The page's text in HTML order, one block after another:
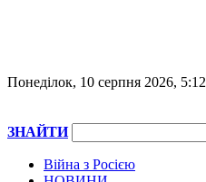
Понеділок, 10 серпня 2026, 5:12
ЗНАЙТИ
Війна з Росією